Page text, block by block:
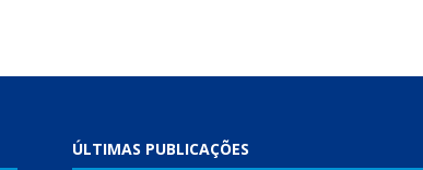
ÚLTIMAS PUBLICAÇÕES